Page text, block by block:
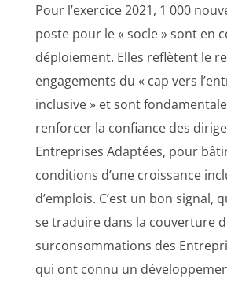
Pour l’exercice 2021, 1 000
poste pour le « socle » sont en
déploiement. Elles reflètent le
engagements du « cap vers
inclusive » et sont
renforcer la confiance des
Entreprises Adaptées, pour
conditions d’une croissance
d’emplois. C’est un bon signal,
se traduire dans la couverture
surconsommations des
qui ont connu un